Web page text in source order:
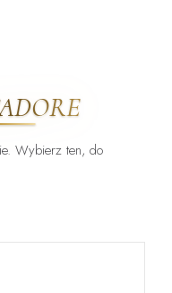
Wybierz ten, do